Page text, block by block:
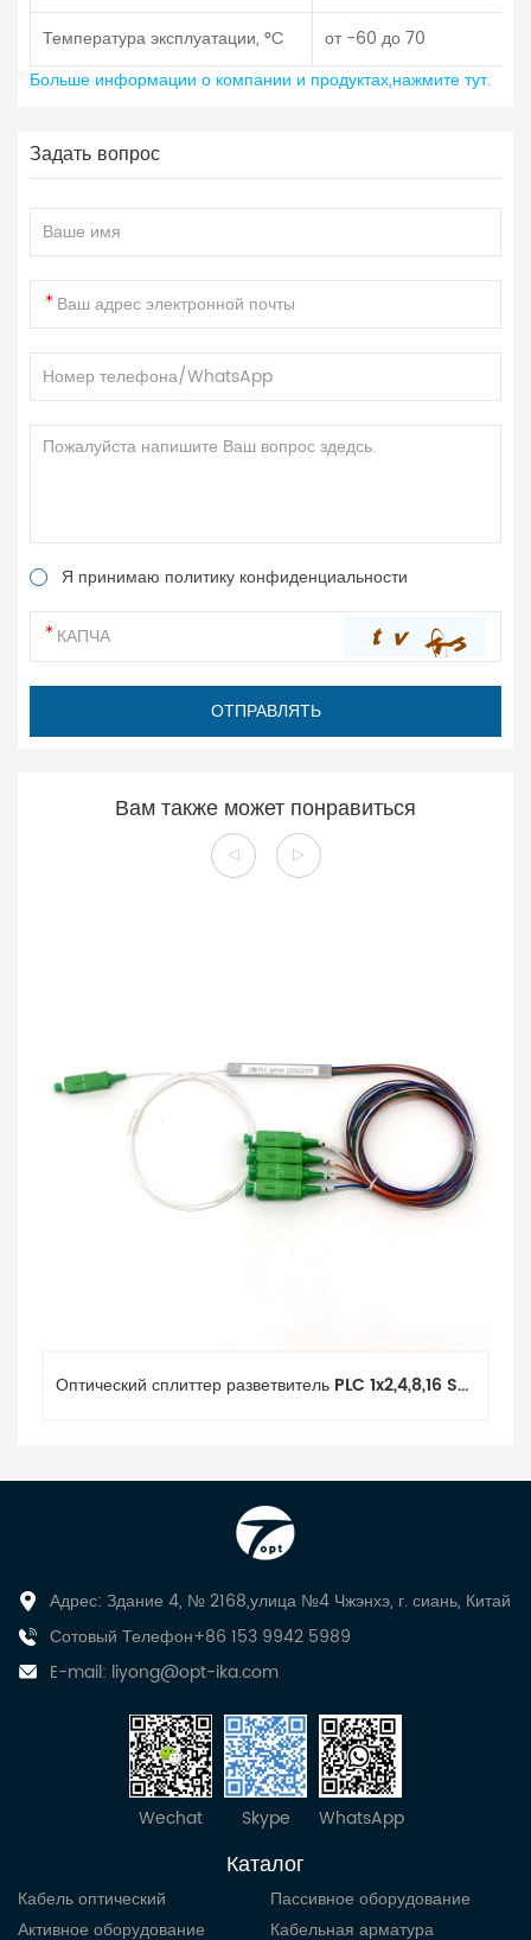
Температура эксплуатации, °C
от -60 до 70
Больше информации о компании и продуктах,нажмите тут.
Задать вопрос
Я принимаю политику конфиденциальности
Вам также может понравиться
Оптический сплиттер разветвитель PLC 1x2,4,8,16 SC/APC 0,9 мм 1.5м
Адрес: Здание 4, № 2168,улица №4 Чжэнхэ, г. сиань, Китай
Сотовый Телефон+86 153 9942 5989
E-mail: liyong@opt-ika.com
Wechat Skype WhatsApp
Каталог
Кабель оптический
Пассивное оборудование
Активное оборудование
Кабельная арматура